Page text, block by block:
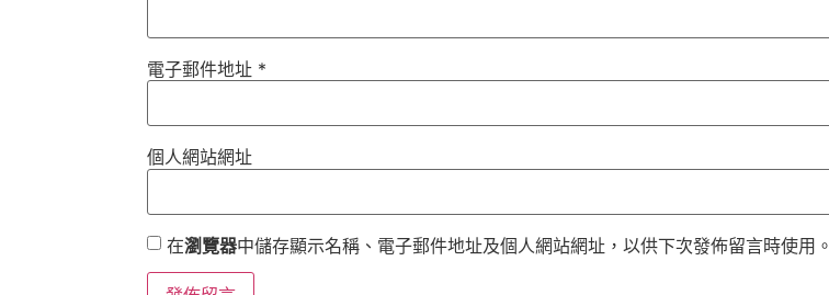
電子郵件地址 *
個人網站網址
在瀏覽器中儲存顯示名稱、電子郵件地址及個人網站網址，以供下次發佈留言時使用。